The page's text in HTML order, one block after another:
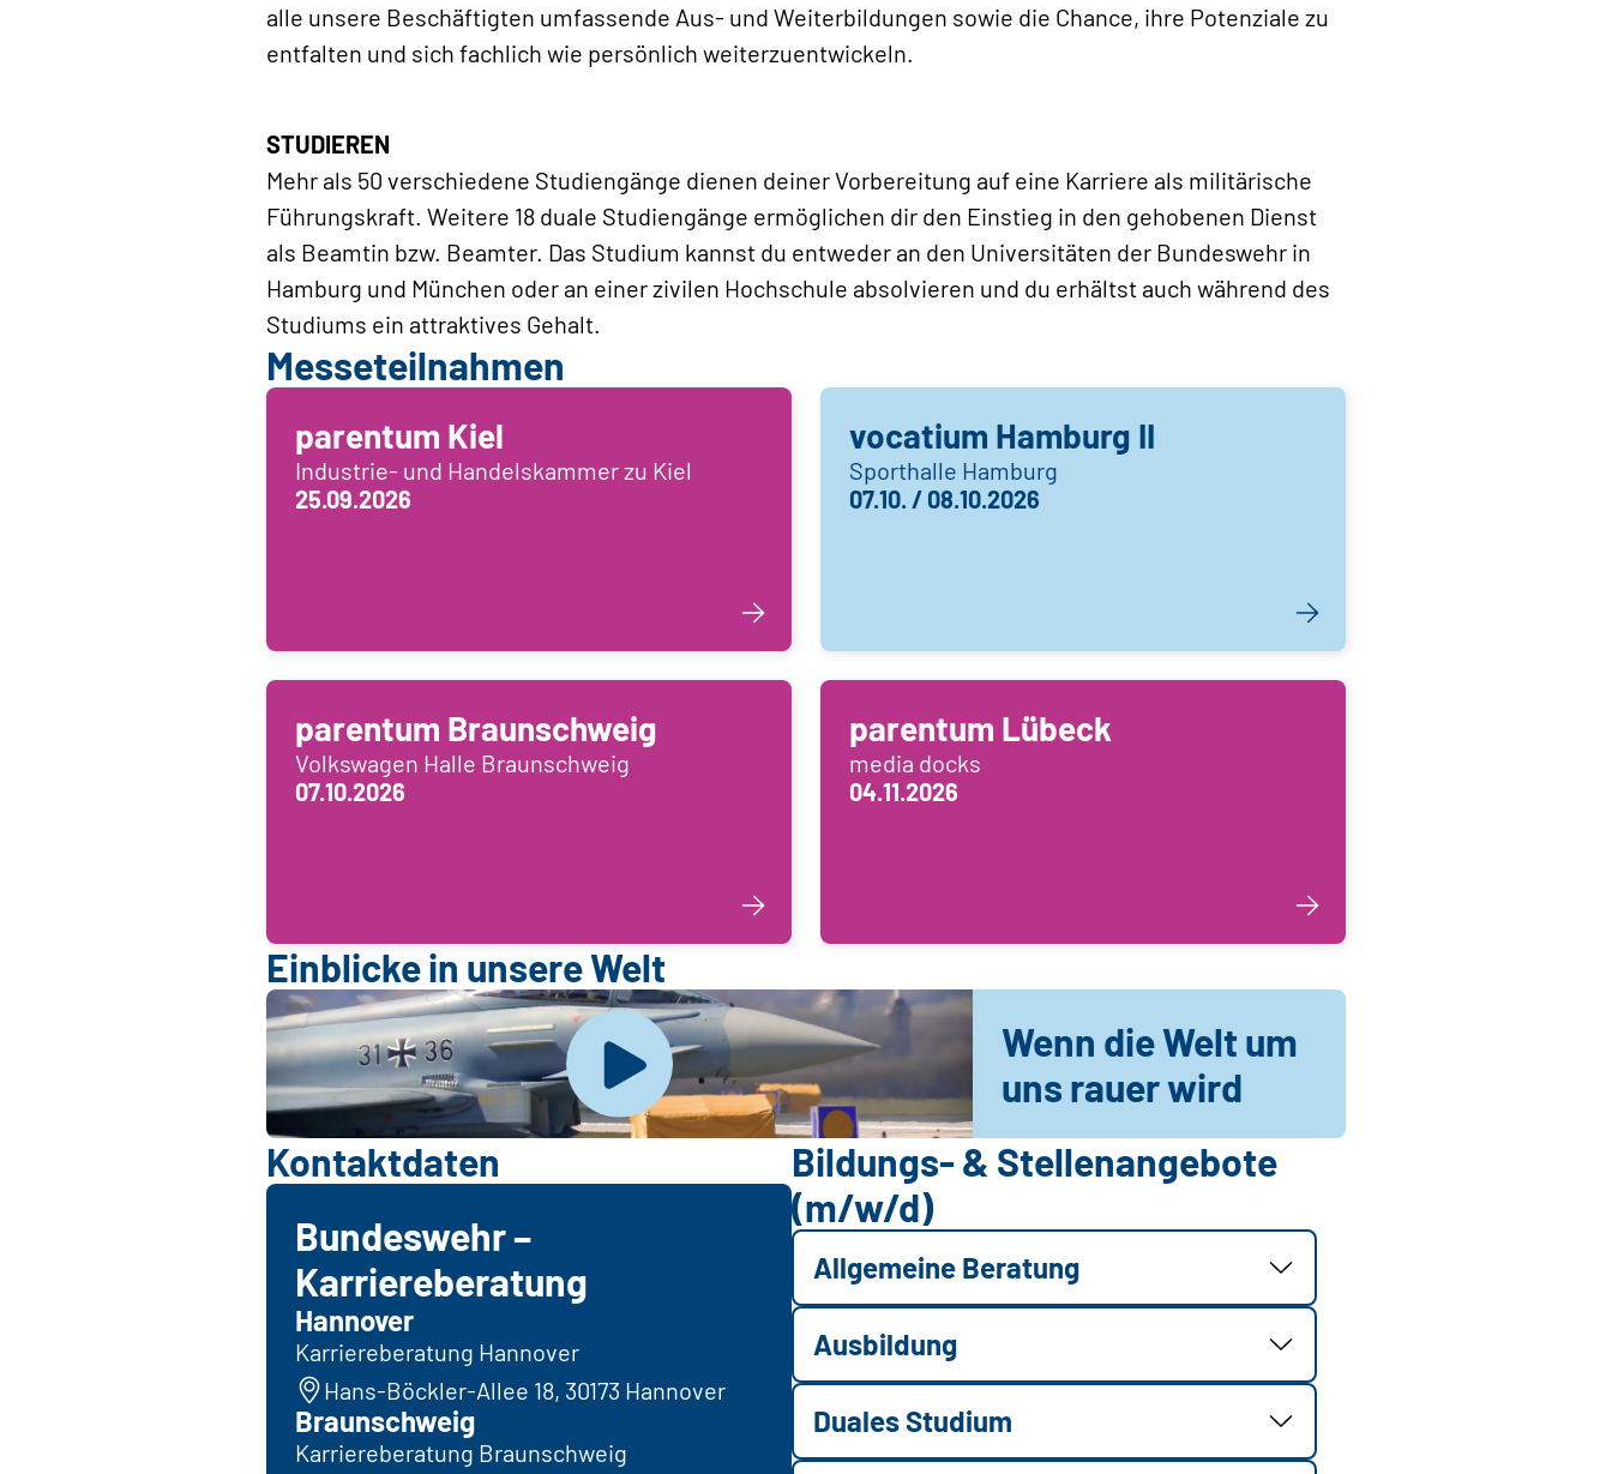
alle unsere Beschäftigten umfassende Aus- und Weiterbildungen sowie die Chance, ihre Potenziale zu
entfalten und sich fachlich wie persönlich weiterzuentwickeln.
STUDIEREN
Mehr als 50 verschiedene Studiengänge dienen deiner Vorbereitung auf eine Karriere als militärische
Führungskraft. Weitere 18 duale Studiengänge ermöglichen dir den Einstieg in den gehobenen Dienst
als Beamtin bzw. Beamter. Das Studium kannst du entweder an den Universitäten der Bundeswehr in
Hamburg und München oder an einer zivilen Hochschule absolvieren und du erhältst auch während des
Studiums ein attraktives Gehalt.
Messeteilnahmen
parentum Kiel
Industrie- und Handelskammer zu Kiel
25.09.2026
vocatium Hamburg II
Sporthalle Hamburg
07.10. / 08.10.2026
parentum Braunschweig
Volkswagen Halle Braunschweig
07.10.2026
parentum Lübeck
media docks
04.11.2026
Einblicke in unsere Welt
Wenn die Welt um
uns rauer wird
Kontaktdaten
Bundeswehr –
Karriereberatung
Hannover
Karriereberatung Hannover
Hans-Böckler-Allee 18, 30173 Hannover
Braunschweig
Karriereberatung Braunschweig
Bildungs- & Stellenangebote
(m/w/d)
Allgemeine Beratung
Ausbildung
Duales Studium